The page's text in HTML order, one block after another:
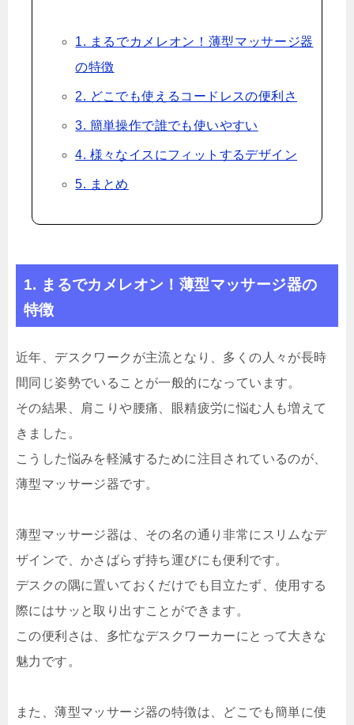
1. まるでカメレオン！薄型マッサージ器
の特徴
2. どこでも使えるコードレスの便利さ
3. 簡単操作で誰でも使いやすい
4. 様々なイスにフィットするデザイン
5. まとめ
1. まるでカメレオン！薄型マッサージ器の
特徴
近年、デスクワークが主流となり、多くの人々が長時
間同じ姿勢でいることが一般的になっています。
その結果、肩こりや腰痛、眼精疲労に悩む人も増えて
きました。
こうした悩みを軽減するために注目されているのが、
薄型マッサージ器です。
薄型マッサージ器は、その名の通り非常にスリムなデ
ザインで、かさばらず持ち運びにも便利です。
デスクの隅に置いておくだけでも目立たず、使用する
際にはサッと取り出すことができます。
この便利さは、多忙なデスクワーカーにとって大きな
魅力です。
また、薄型マッサージ器の特徴は、どこでも簡単に使